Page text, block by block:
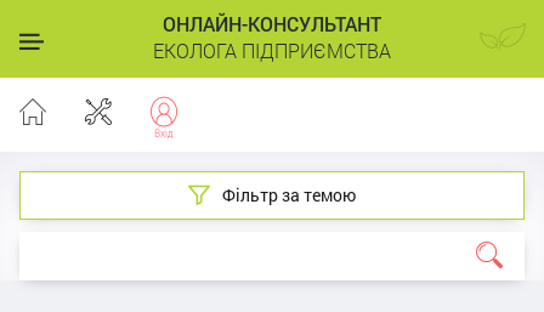
ОНЛАЙН-КОНСУЛЬТАНТ
ЕКОЛОГА ПІДПРИЄМСТВА
Фільтр за темою